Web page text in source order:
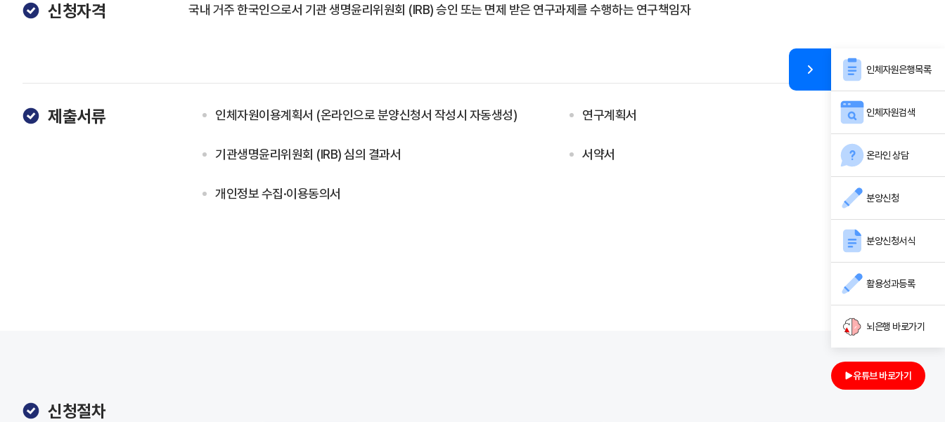
신청자격 국내 거주 한국인으로서 기관 생명윤리위원회 (IRB) 승인 또는 면제 받은 연구과제를 수행하는 연구책임자
제출서류 인체자원이용계획서 (온라인으로 분양신청서 작성시 자동생성) 연구계획서
기관생명윤리위원회 (IRB) 심의 결과서 서약서
개인정보 수집·이용동의서
신청절차
인체자원은행목록
인체자원검색
온라인 상담
분양신청
분양신청서식
활용성과등록
뇌은행 바로가기
유튜브 바로가기